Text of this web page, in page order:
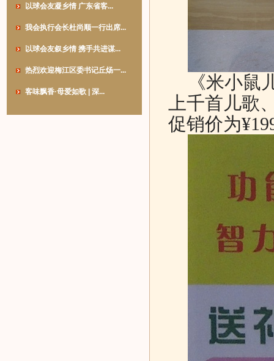
以球会友凝乡情 广东省客...
我会执行会长杜尚顺一行出席...
以球会友叙乡情 携手共进谋...
热烈欢迎梅江区委书记丘炀一...
客味飘香·母爱如歌 | 深...
《米小鼠
上千首儿歌
促销价为